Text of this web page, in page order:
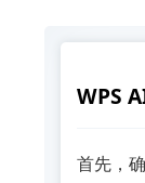
WPS
首先，